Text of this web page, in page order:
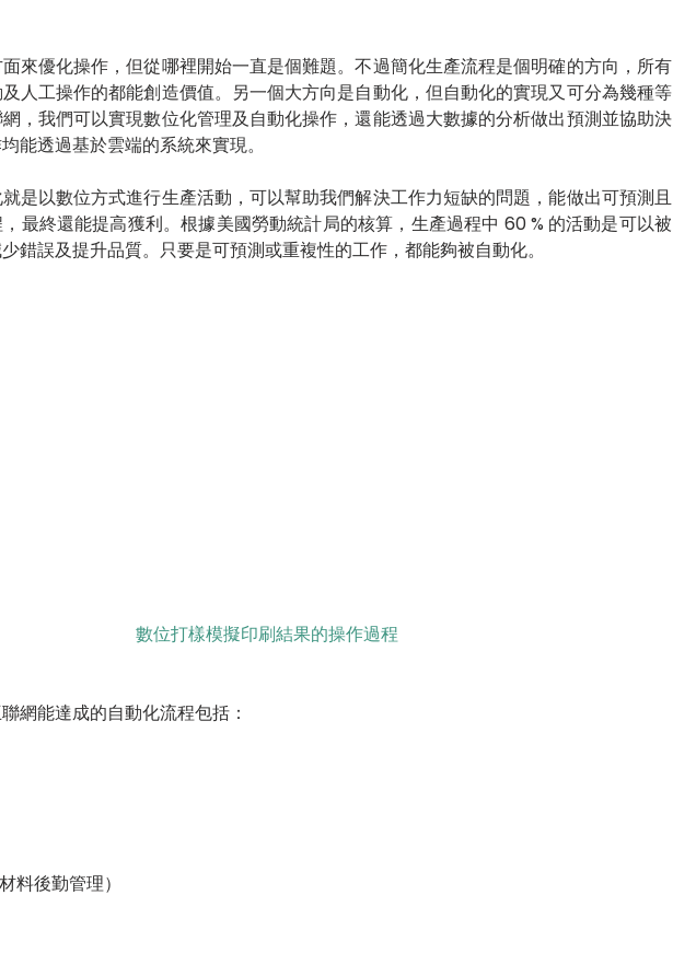
來優化操作，但從哪裡開始一直是個難題。不過簡化生產流程是個明確的方向，所有
人工操作的都能創造價值。另一個大方向是自動化，但自動化的實現又可分為幾種等
，我們可以實現數位化管理及自動化操作，還能透過大數據的分析做出預測並協助決
能透過基於雲端的系統來實現。
是以數位方式進行生產活動，可以幫助我們解決工作力短缺的問題，能做出可預測且
最終還能提高獲利。根據美國勞動統計局的核算，生產過程中 60 % 的活動是可以被
錯誤及提升品質。只要是可預測或重複性的工作，都能夠被自動化。
數位打樣模擬印刷結果的操作過程
網能達成的自動化流程包括：
料後勤管理）